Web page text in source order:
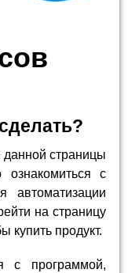
данной страницы
с
автоматизации
на страницу
купить продукт.
с программой,